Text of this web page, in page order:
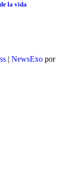
la vida
| NewsExo por